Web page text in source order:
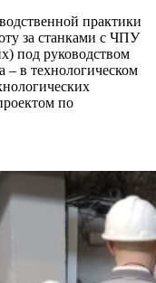
практики
за станками с ЧПУ
под руководством
– в технологическом
по